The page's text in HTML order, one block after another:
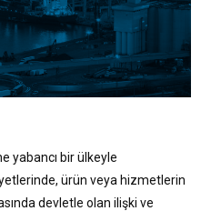
yabancı bir ülkeyle
ürün veya hizmetlerin
devletle olan ilişki ve